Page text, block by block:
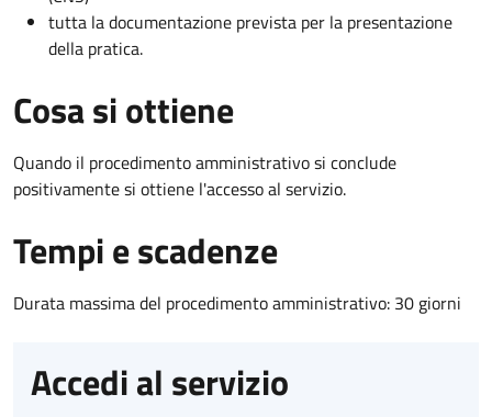
tutta la documentazione prevista per la presentazione
della pratica.
Cosa si ottiene
Quando il procedimento amministrativo si conclude
positivamente si ottiene l'accesso al servizio.
Tempi e scadenze
Durata massima del procedimento amministrativo: 30 giorni
Accedi al servizio